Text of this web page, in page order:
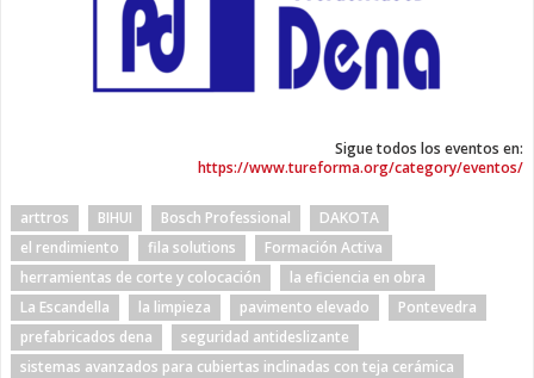
Sigue todos los eventos en:
https://www.tureforma.org/category/eventos/
arttros BIHUI Bosch Professional
DAKOTA
el rendimiento
fila solutions
Formación Activa
herramientas de corte y colocación
la eficiencia en obra
La Escandella
la limpieza pavimento elevado
Pontevedra
prefabricados dena
seguridad antideslizante
sistemas avanzados para cubiertas inclinadas con teja cerámica